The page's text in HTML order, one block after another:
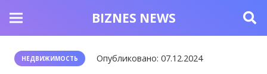
BIZNES NEWS
НЕДВИЖИМОСТЬ Опубликовано:07.12.2024